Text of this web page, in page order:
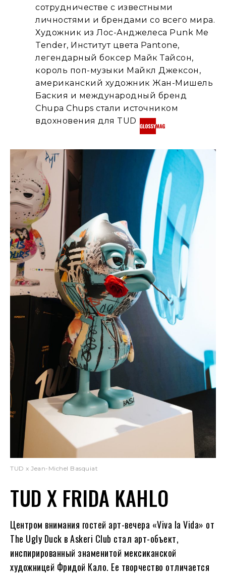
сотрудничестве с известными
личностями и брендами со всего мира.
Художник из Лос-Анджелеса Punk Me
Tender, Институт цвета Pantone,
легендарный боксер Майк Тайсон,
король поп-музыки Майкл Джексон,
американский художник Жан-Мишель
Баския и международный бренд
Chupa Chups стали источником
вдохновения для TUD
TUD x Jean-Michel Basquiat
TUD X FRIDA KAHLO
Центром внимания гостей арт-вечера «Viva la Vida» от
The Ugly Duck в Askeri Club стал арт-объект,
инспирированный знаменитой мексиканской
художницей Фридой Кало. Ее творчество отличается